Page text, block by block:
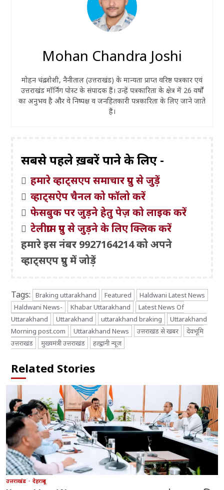
Mohan Chandra Joshi
मोहन चंद्र जोशी, नैनीताल (उत्तराखंड) के मान्यता प्राप्त वरिष्ठ पत्रकार एवं
उत्तराखंड मॉर्निंग पोस्ट के संपादक हैं। उन्हें पत्रकारिता के क्षेत्र में 26 वर्षों
का अनुभव है और वे निष्पक्ष व जनहितकारी पत्रकारिता के लिए जाने जाते
हैं।
सबसे पहले ख़बरें पाने के लिए -
हमारे व्हाट्सएप समाचार ग्रुप से जुड़ें
व्हाट्सऐप चैनल को फॉलो करें
फेसबुक पर जुड़ने हेतु पेज़ को लाइक करें
टेलीग्राम ग्रुप से जुड़ने के लिए क्लिक करें
हमारे इस नंबर 9927164214 को अपने
व्हाट्सएप ग्रुप में जोड़ें
Tags: Braking uttarakhand Featured
Haldwani Latest News
Haldwani News-
Khabar Uttarakhand
Latest News Of
Uttarakhand
Uttarakhand uttarakhand braking
Uttarakhand
Morning post.com
Uttarakhand News उत्तराखंड से खबर
देवभूमि
उत्तराखंड
मुख्यमंत्री उत्तराखंड हल्द्वानी न्यूज
Related Stories
उत्तराखंड देहरादून